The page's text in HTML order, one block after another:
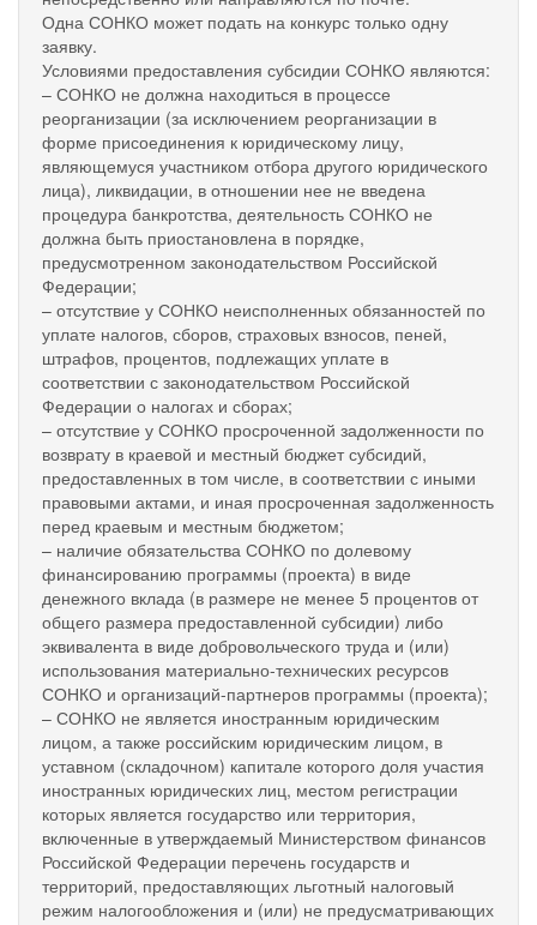
Одна СОНКО может подать на конкурс только одну
заявку.
Условиями предоставления субсидии СОНКО являются:
– СОНКО не должна находиться в процессе
реорганизации (за исключением реорганизации в
форме присоединения к юридическому лицу,
являющемуся участником отбора другого юридического
лица), ликвидации, в отношении нее не введена
процедура банкротства, деятельность СОНКО не
должна быть приостановлена в порядке,
предусмотренном законодательством Российской
Федерации;
– отсутствие у СОНКО неисполненных обязанностей по
уплате налогов, сборов, страховых взносов, пеней,
штрафов, процентов, подлежащих уплате в
соответствии с законодательством Российской
Федерации о налогах и сборах;
– отсутствие у СОНКО просроченной задолженности по
возврату в краевой и местный бюджет субсидий,
предоставленных в том числе, в соответствии с иными
правовыми актами, и иная просроченная задолженность
перед краевым и местным бюджетом;
– наличие обязательства СОНКО по долевому
финансированию программы (проекта) в виде
денежного вклада (в размере не менее 5 процентов от
общего размера предоставленной субсидии) либо
эквивалента в виде добровольческого труда и (или)
использования материально-технических ресурсов
СОНКО и организаций-партнеров программы (проекта);
– СОНКО не является иностранным юридическим
лицом, а также российским юридическим лицом, в
уставном (складочном) капитале которого доля участия
иностранных юридических лиц, местом регистрации
которых является государство или территория,
включенные в утверждаемый Министерством финансов
Российской Федерации перечень государств и
территорий, предоставляющих льготный налоговый
режим налогообложения и (или) не предусматривающих